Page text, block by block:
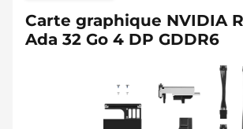
Carte graphique NVIDIA
Ada 32 Go 4 DP GDDR6